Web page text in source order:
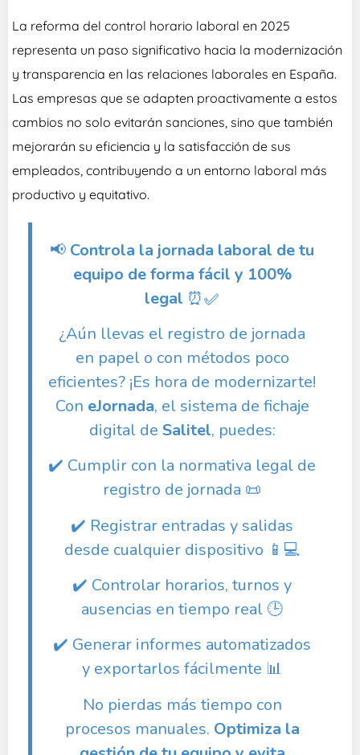
La reforma del control horario laboral en 2025
representa un paso significativo hacia la modernización
y transparencia en las relaciones laborales en España.
Las empresas que se adapten proactivamente a estos
cambios no solo evitarán sanciones, sino que también
mejorarán su eficiencia y la satisfacción de sus
empleados, contribuyendo a un entorno laboral más
productivo y equitativo.
📢 Controla la jornada laboral de tu
equipo de forma fácil y 100%
legal ⏰✅
¿Aún llevas el registro de jornada
en papel o con métodos poco
eficientes? ¡Es hora de modernizarte!
Con eJornada, el sistema de fichaje
digital de Salitel, puedes:
✔️ Cumplir con la normativa legal de
registro de jornada 📜
✔️ Registrar entradas y salidas
desde cualquier dispositivo 📱💻
✔️ Controlar horarios, turnos y
ausencias en tiempo real 🕒
✔️ Generar informes automatizados
y exportarlos fácilmente 📊
No pierdas más tiempo con
procesos manuales. Optimiza la